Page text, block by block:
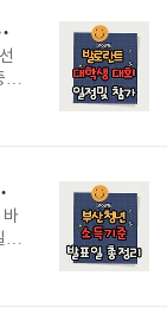
이드 총정리
이
일 총정리
정